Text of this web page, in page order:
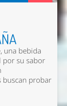
una bebida
por su sabor
buscan probar